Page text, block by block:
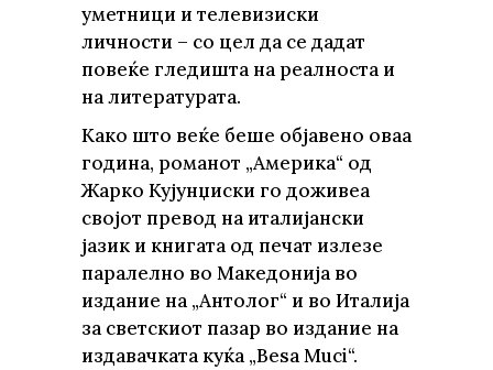
уметници и телевизиски
личности – со цел да се дадат
повеќе гледишта на реалноста и
на литературата.
Како што веќе беше објавено оваа
година, романот „Америка“ од
Жарко Кујунџиски го доживеа
својот превод на италијански
јазик и книгата од печат излезе
паралелно во Македонија во
издание на „Антолог“ и во Италија
за светскиот пазар во издание на
издавачката куќа „Besa Muci“.